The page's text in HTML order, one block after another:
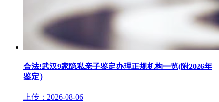
合法!武汉9家隐私亲子鉴定办理正规机构一览(附2026年
鉴定）
上传：2026-08-06